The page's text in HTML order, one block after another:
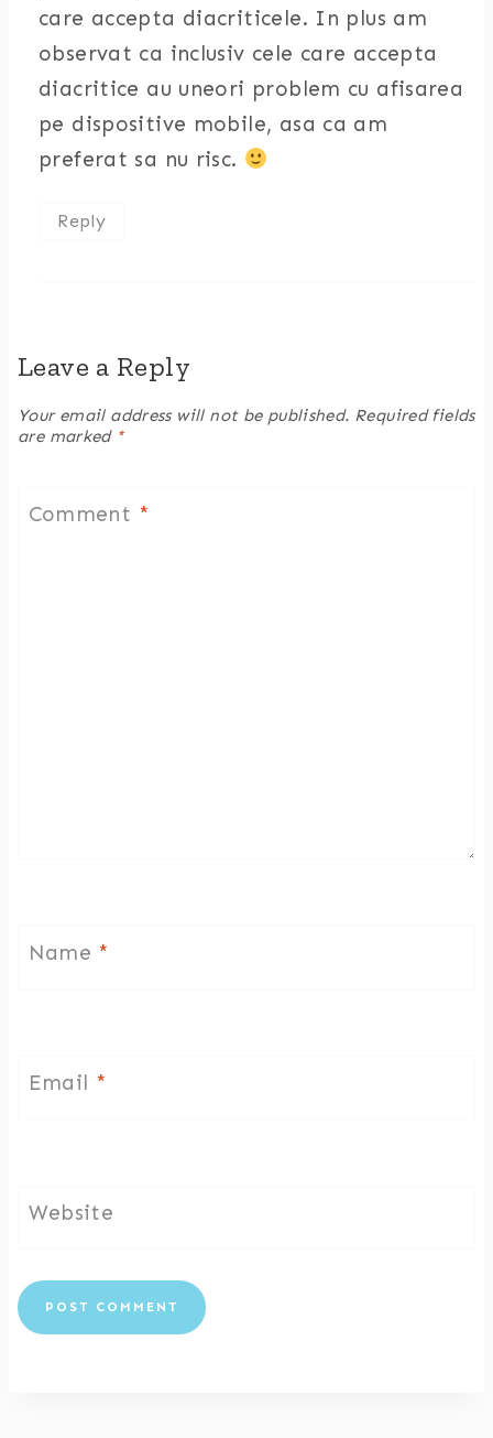
care accepta diacriticele. In plus am
observat ca inclusiv cele care accepta
diacritice au uneori problem cu afisarea
pe dispositive mobile, asa ca am
preferat sa nu risc.
Reply
Leave a Reply
Your email address will not be published. Required fields
are marked *
Comment *
Name *
Email *
Website